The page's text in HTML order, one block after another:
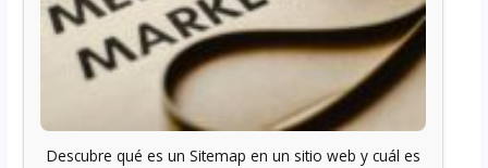
Descubre qué es un Sitemap en un sitio web y cuál es